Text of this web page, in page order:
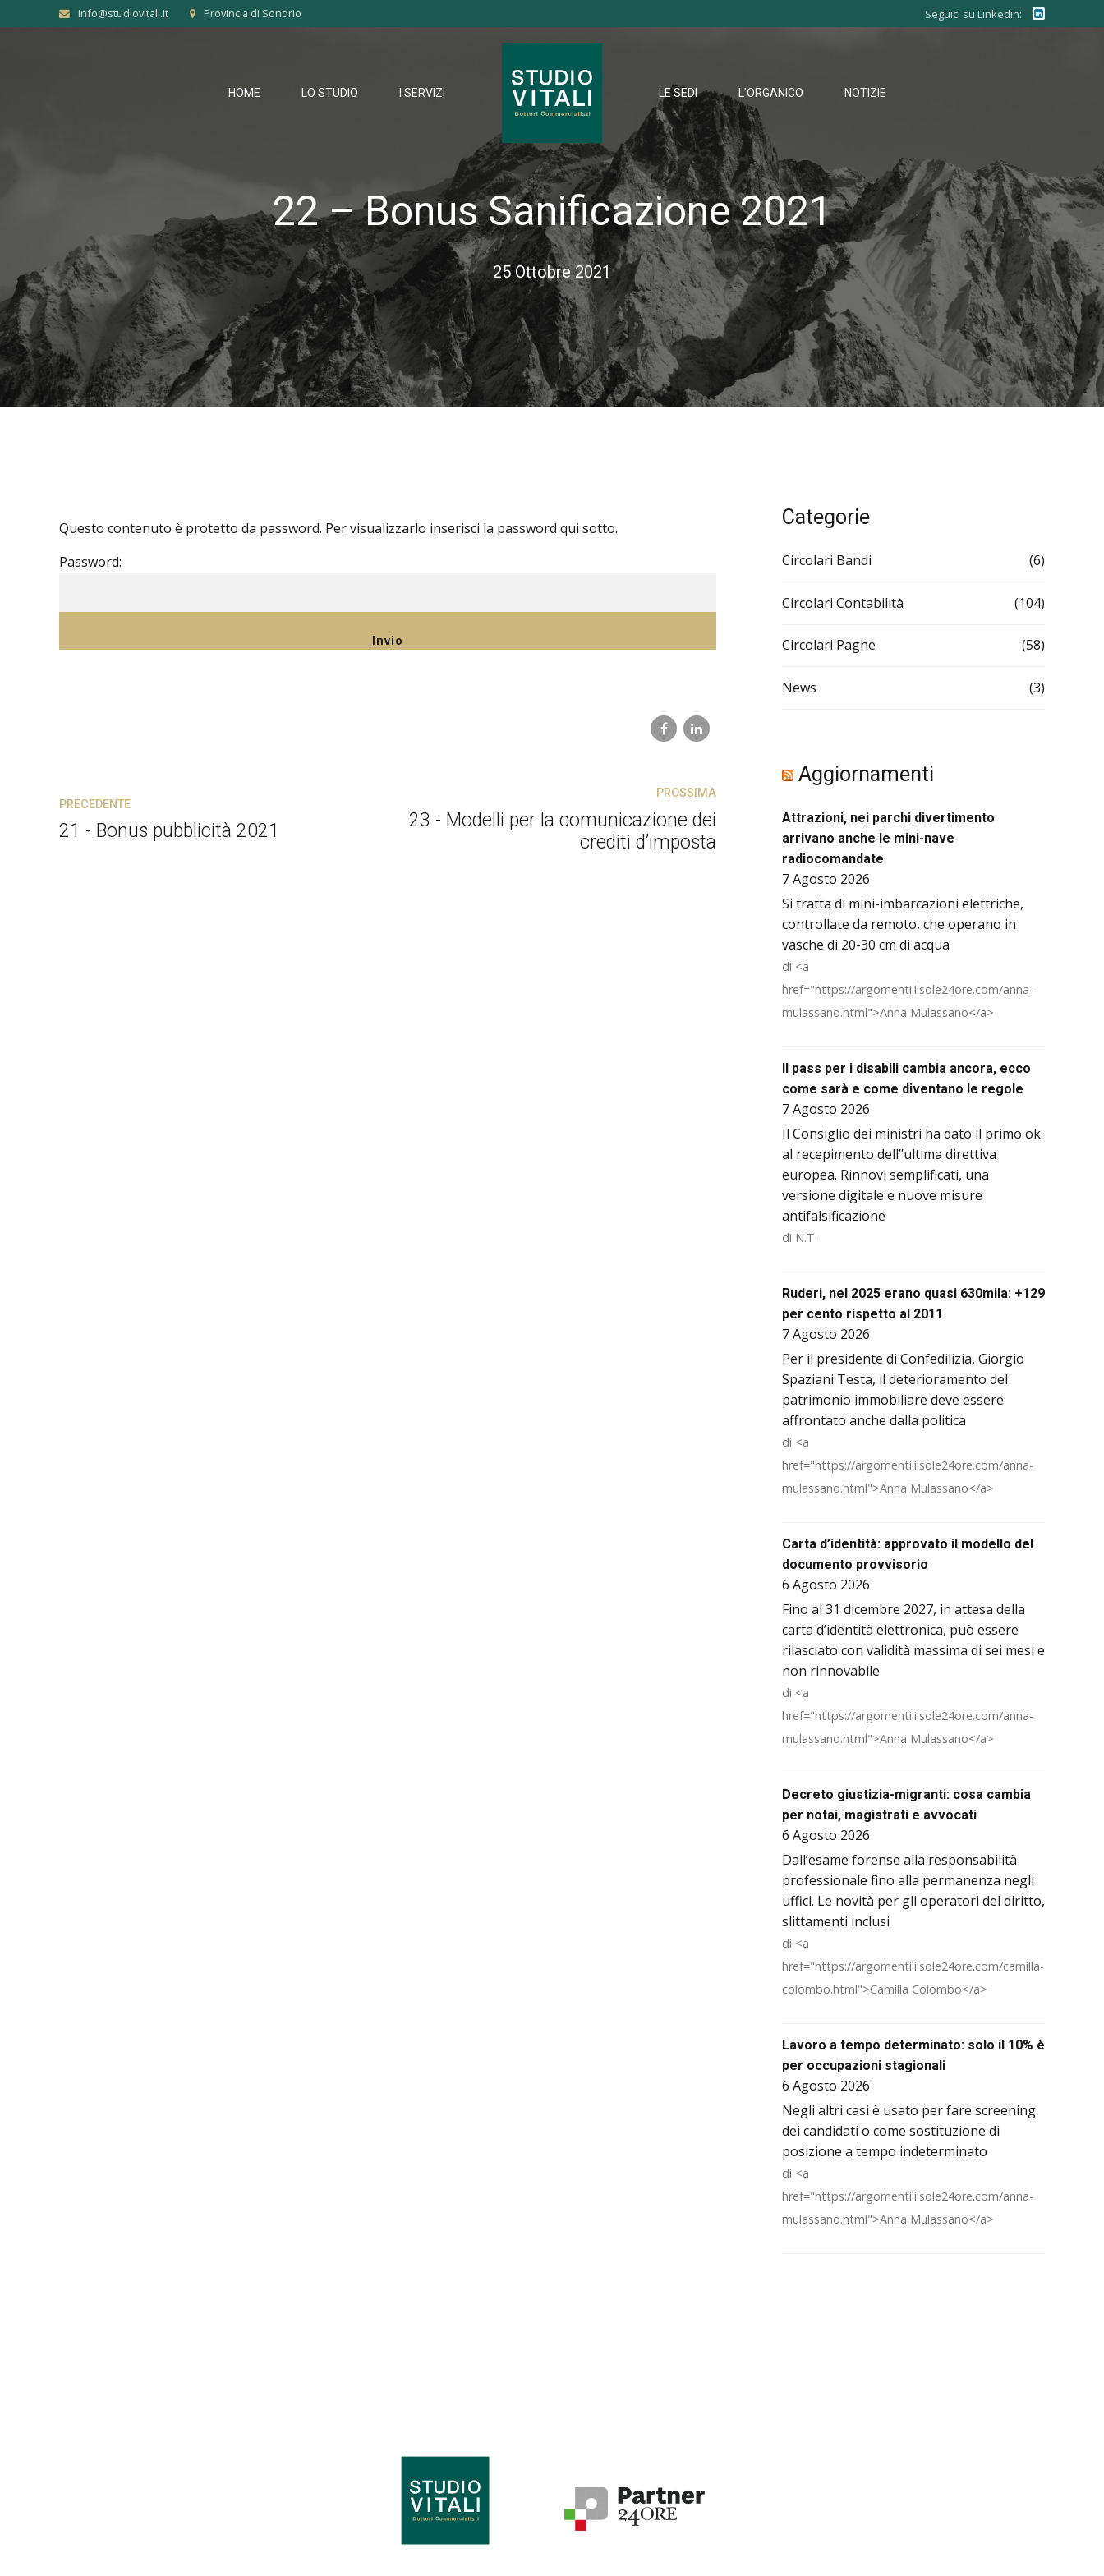
info@studiovitali.it Provincia di Sondrio Seguici su Linkedin:
HOME LO STUDIO I SERVIZI LE SEDI L’ORGANICO NOTIZIE
22 – Bonus Sanificazione 2021
25 Ottobre 2021
Questo contenuto è protetto da password. Per visualizzarlo inserisci la password qui sotto.
Password:
PRECEDENTE
21 - Bonus pubblicità 2021
PROSSIMA
23 - Modelli per la comunicazione dei
crediti d’imposta
Categorie
Circolari Bandi (6)
Circolari Contabilità (104)
Circolari Paghe (58)
News (3)
Aggiornamenti
Attrazioni, nei parchi divertimento
arrivano anche le mini-nave
radiocomandate
7 Agosto 2026
Si tratta di mini-imbarcazioni elettriche,
controllate da remoto, che operano in
vasche di 20-30 cm di acqua
di <a
href="https://argomenti.ilsole24ore.com/anna-
mulassano.html">Anna Mulassano</a>
Il pass per i disabili cambia ancora, ecco
come sarà e come diventano le regole
7 Agosto 2026
Il Consiglio dei ministri ha dato il primo ok
al recepimento dell’’ultima direttiva
europea. Rinnovi semplificati, una
versione digitale e nuove misure
antifalsificazione
di N.T.
Ruderi, nel 2025 erano quasi 630mila: +129
per cento rispetto al 2011
7 Agosto 2026
Per il presidente di Confedilizia, Giorgio
Spaziani Testa, il deterioramento del
patrimonio immobiliare deve essere
affrontato anche dalla politica
di <a
href="https://argomenti.ilsole24ore.com/anna-
mulassano.html">Anna Mulassano</a>
Carta d’identità: approvato il modello del
documento provvisorio
6 Agosto 2026
Fino al 31 dicembre 2027, in attesa della
carta d’identità elettronica, può essere
rilasciato con validità massima di sei mesi e
non rinnovabile
di <a
href="https://argomenti.ilsole24ore.com/anna-
mulassano.html">Anna Mulassano</a>
Decreto giustizia-migranti: cosa cambia
per notai, magistrati e avvocati
6 Agosto 2026
Dall’esame forense alla responsabilità
professionale fino alla permanenza negli
uffici. Le novità per gli operatori del diritto,
slittamenti inclusi
di <a
href="https://argomenti.ilsole24ore.com/camilla-
colombo.html">Camilla Colombo</a>
Lavoro a tempo determinato: solo il 10% è
per occupazioni stagionali
6 Agosto 2026
Negli altri casi è usato per fare screening
dei candidati o come sostituzione di
posizione a tempo indeterminato
di <a
href="https://argomenti.ilsole24ore.com/anna-
mulassano.html">Anna Mulassano</a>